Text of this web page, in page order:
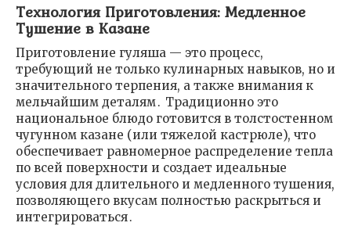
Технология Приготовления: Медленное
Тушение в Казане
Приготовление гуляша — это процесс,
требующий не только кулинарных навыков, но и
значительного терпения, а также внимания к
мельчайшим деталям․ Традиционно это
национальное блюдо готовится в толстостенном
чугунном казане (или тяжелой кастрюле), что
обеспечивает равномерное распределение тепла
по всей поверхности и создает идеальные
условия для длительного и медленного тушения,
позволяющего вкусам полностью раскрыться и
интегрироваться․